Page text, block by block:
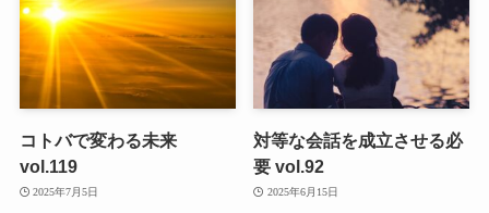
コトバで変わる未来
vol.119
2025年7月5日
対等な会話を成立させる必
要 vol.92
2025年6月15日